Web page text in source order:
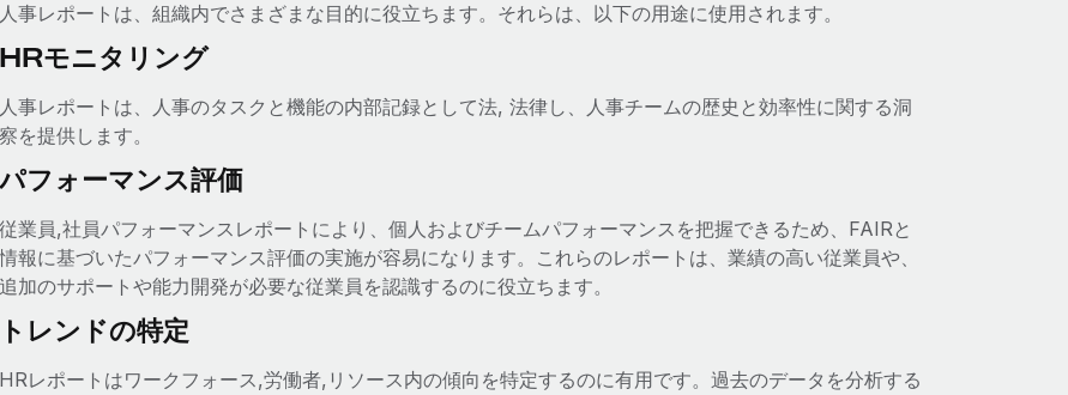
人事レポートは、組織内でさまざまな目的に役立ちます。それらは、以下の用途に使用されます。
HRモニタリング
人事レポートは、人事のタスクと機能の内部記録として法, 法律し、人事チームの歴史と効率性に関する洞
察を提供します。
フォーマンス評価
従業員,社員パフォーマンスレポートにより、個人およびチームパフォーマンスを把握できるため、FAIRと
報に基づいたパフォーマンス評価の実施が容易になります。これらのレポートは、業績の高い従業員や、
追加のサポートや能力開発が必要な従業員を認識するのに役立ちます。
トレンドの特定
HRレポートはワークフォース,労働者,リソース内の傾向を特定するのに有用です。過去のデータを分析する